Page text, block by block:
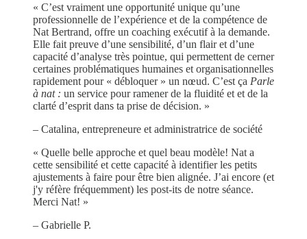
« C’est vraiment une opportunité unique qu’une
professionnelle de l’expérience et de la compétence de
Nat Bertrand, offre un coaching exécutif à la demande.
Elle fait preuve d’une sensibilité, d’un flair et d’une
capacité d’analyse très pointue, qui permettent de cerner
certaines problématiques humaines et organisationnelles
rapidement pour « débloquer » un nœud. C’est ça Parle
à nat : un service pour ramener de la fluidité et et de la
clarté d’esprit dans ta prise de décision. »
– Catalina, entrepreneure et administratrice de société
« Quelle belle approche et quel beau modèle! Nat a
cette sensibilité et cette capacité à identifier les petits
ajustements à faire pour être bien alignée. J’ai encore (et
j'y réfère fréquemment) les post-its de notre séance.
Merci Nat! »
– Gabrielle P.